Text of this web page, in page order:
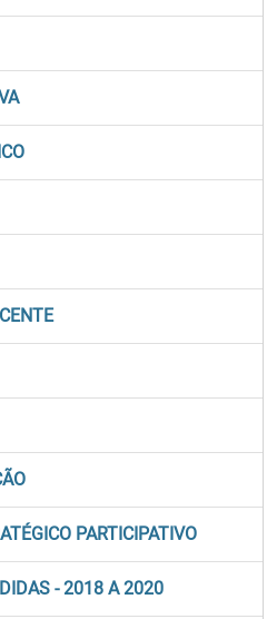
PARTICIPATIVO
- 2018 A 2020